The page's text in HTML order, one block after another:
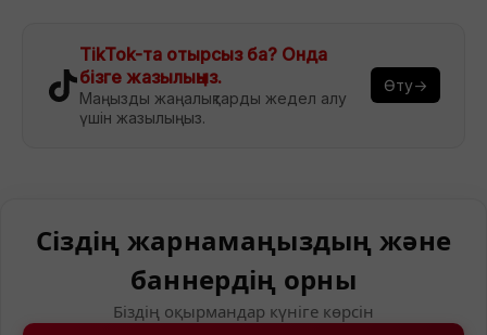
TikTok-та отырсыз ба? Онда
бізге жазылыңыз.
Маңызды жаңалықтарды жедел алу
үшін жазылыңыз.
Өту→
Сіздің жарнамаңыздың және
баннердің орны
Біздің оқырмандар күніге көрсін